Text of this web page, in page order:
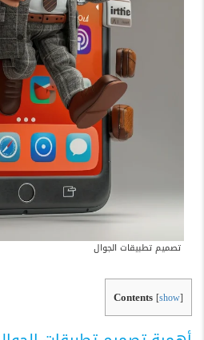
تصميم تطبيقات الجوال
Contents [show]